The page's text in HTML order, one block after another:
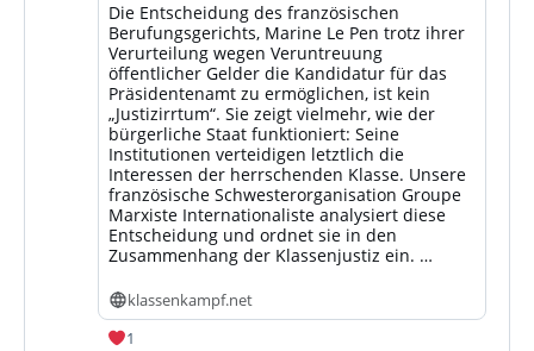
Die Entscheidung des französischen
Berufungsgerichts, Marine Le Pen trotz ihrer
Verurteilung wegen Veruntreuung
öffentlicher Gelder die Kandidatur für das
Präsidentenamt zu ermöglichen, ist kein
„Justizirrtum“. Sie zeigt vielmehr, wie der
bürgerliche Staat funktioniert: Seine
Institutionen verteidigen letztlich die
Interessen der herrschenden Klasse. Unsere
französische Schwesterorganisation Groupe
Marxiste Internationaliste analysiert diese
Entscheidung und ordnet sie in den
Zusammenhang der Klassenjustiz ein. …
klassenkampf.net
1